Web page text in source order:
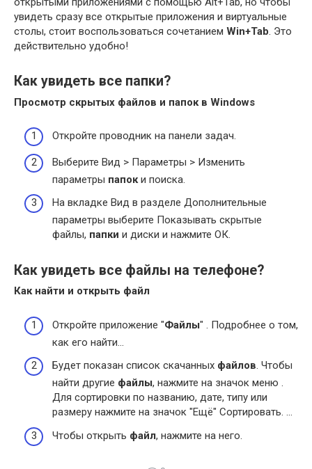
увидеть сразу все открытые приложения и виртуальные
столы, стоит воспользоваться сочетанием Win+Tab. Это
действительно удобно!
Как увидеть все папки?
Просмотр скрытых файлов и папокв Windows
Откройте проводник на панели задач.
Выберите Вид > Параметры > Изменить
параметры папоки поиска.
На вкладке Вид в разделе Дополнительные
параметры выберите Показывать скрытые
файлы, папки и диски и нажмите ОК.
Как увидеть все файлы на телефоне?
Как найти и открыть файл
Откройте приложение "Файлы" . Подробнее о том,
как его найти…
Будет показан список скачанных файлов. Чтобы
найти другие файлы, нажмите на значок меню .
Для сортировки по названию, дате, типу или
размеру нажмите на значок "Ещё" Сортировать. …
Чтобы открыть файл, нажмите на него.